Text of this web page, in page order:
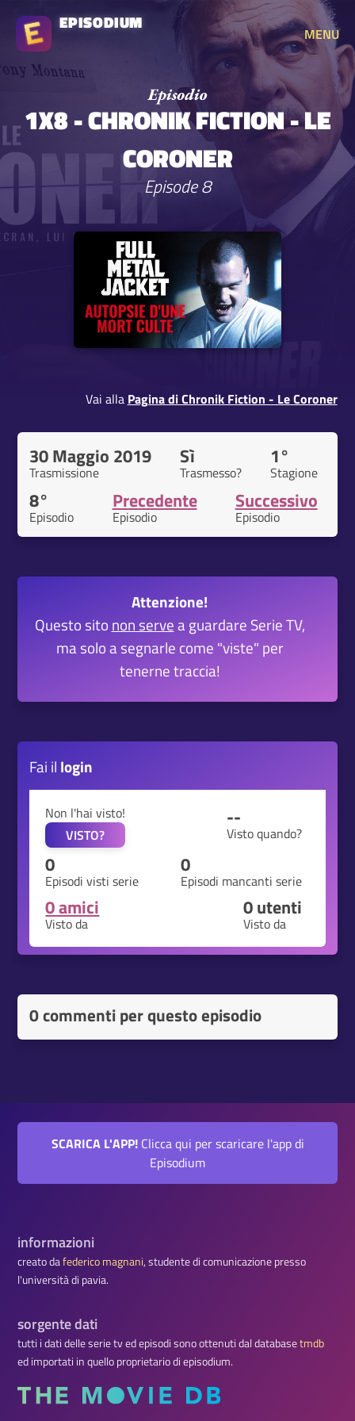
EPISODIUM
MENU
1X8 - CHRONIK FICTION - LE
CORONER
Episode 8
Vai alla Pagina di Chronik Fiction - Le Coroner
30 Maggio 2019
Trasmissione
Sì
Trasmesso?
1°
Stagione
8°
Episodio
Precedente
Episodio
Successivo
Episodio
Attenzione!
Questo sito non servea guardare Serie TV,
ma solo a segnarle come "viste" per
tenerne traccia!
Fai il login
Non l'hai visto!
VISTO?
--
Visto quando?
0
Episodi visti serie
0
Episodi mancanti serie
0 amici
Visto da
0utenti
Visto da
0 commenti per questo episodio
SCARICA L'APP!Clicca qui per scaricare l'app di
Episodium
informazioni
creato dafederico magnani, studente di comunicazione presso
l'università di pavia.
sorgente dati
tutti i dati delle serie tv ed episodi sono ottenuti dal databasetmdb
ed importati in quello proprietario di episodium.